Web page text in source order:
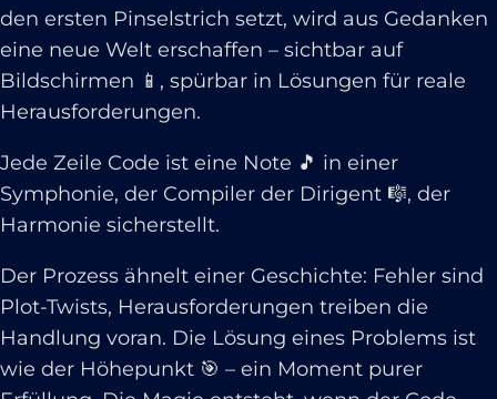
den ersten Pinselstrich setzt, wird aus Gedanken
eine neue Welt erschaffen – sichtbar auf
Bildschirmen 📱, spürbar in Lösungen für reale
Herausforderungen.
Jede Zeile Code ist eine Note 🎵 in einer
Symphonie, der Compiler der Dirigent 🎼, der
Harmonie sicherstellt.
Der Prozess ähnelt einer Geschichte: Fehler sind
Plot-Twists, Herausforderungen treiben die
Handlung voran. Die Lösung eines Problems ist
wie der Höhepunkt 🎯 – ein Moment purer